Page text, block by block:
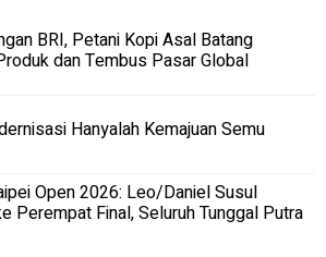
BRI, Petani Kopi Asal Batang
dan Tembus Pasar Global
Hanyalah Kemajuan Semu
Open 2026: Leo/Daniel Susul
Perempat Final, Seluruh Tunggal Putra